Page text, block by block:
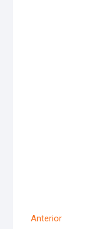
Navigare
AnteriorArticolul